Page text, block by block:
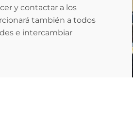
y contactar a los
también a todos
e intercambiar